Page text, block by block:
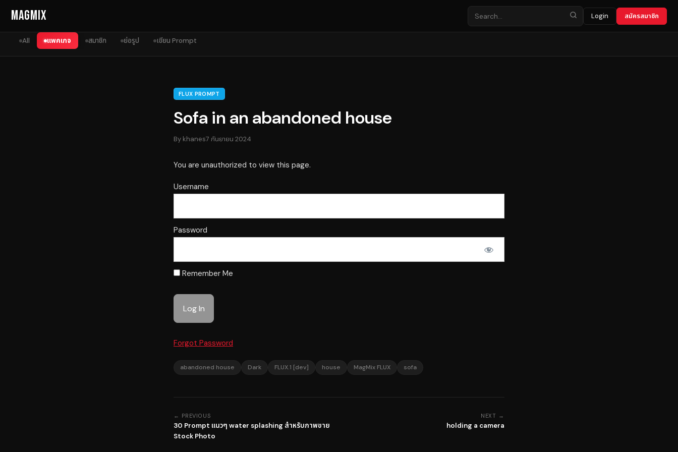
MagMix Login สมัครสมาชิก
All แพคเกจ สมาชิก ย่อรูป เขียน Prompt
FLUX PROMPT
Sofa in an abandoned house
By khanes7 กันยายน 2024
You are unauthorized to view this page.
Username
Password
Remember Me
Forgot Password
abandoned house Dark FLUX.1 [dev] house MagMix FLUX sofa
← PREVIOUS
30 Prompt แนวๆ water splashing สำหรับภาพขาย
Stock Photo
NEXT →
holding a camera